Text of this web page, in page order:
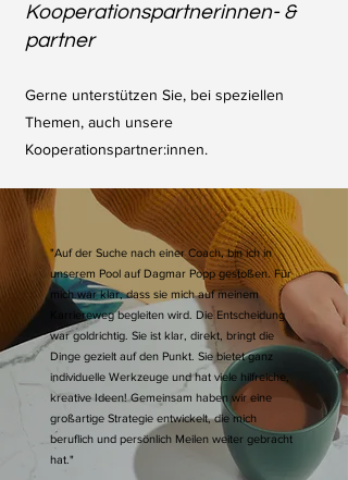
Kooperationspartnerinnen- &
partner
Gerne unterstützen Sie, bei speziellen
Themen, auch unsere
Kooperationspartner:innen.
"Auf der Suche nach einer Coach, bin ich in
unserem Pool auf Dagmar Popp gestoßen. Für
mich war klar, dass sie mich auf meinem
Karriereweg begleiten wird. Die Entscheidung
war goldrichtig. Sie ist klar, direkt, bringt die
Dinge gezielt auf den Punkt. Sie bietet ganz
individuelle Werkzeuge und hat viele hilfreiche,
kreative Ideen! Gemeinsam haben wir eine
großartige Strategie entwickelt, die mich
beruflich und persönlich Meilen weiter gebracht
hat."